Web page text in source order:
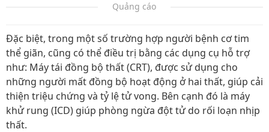
Quảng cáo
Đặc biệt, trong một số trường hợp người bệnh cơ tim
thể giãn, cũng có thể điều trị bằng các dụng cụ hỗ trợ
như: Máy tái đồng bộ thất (CRT), được sử dụng cho
những người mất đồng bộ hoạt động ở hai thất, giúp cải
thiện triệu chứng và tỷ lệ tử vong. Bên cạnh đó là máy
khử rung (ICD) giúp phòng ngừa đột tử do rối loạn nhịp
thất.